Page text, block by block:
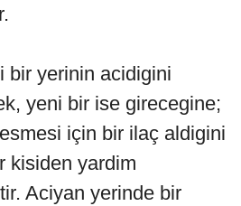
bir yerinin acidigini
yeni bir ise girecegine;
için bir ilaç aldigini
kisiden yardim
Aciyan yerinde bir